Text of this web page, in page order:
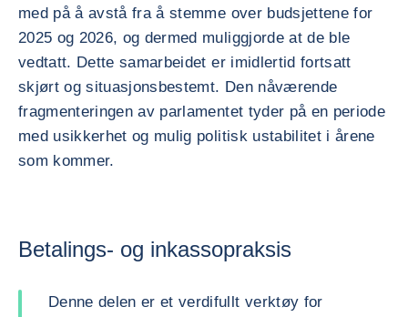
med på å avstå fra å stemme over budsjettene for
2025 og 2026, og dermed muliggjorde at de ble
vedtatt. Dette samarbeidet er imidlertid fortsatt
skjørt og situasjonsbestemt. Den nåværende
fragmenteringen av parlamentet tyder på en periode
med usikkerhet og mulig politisk ustabilitet i årene
som kommer.
Betalings- og inkassopraksis
Denne delen er et verdifullt verktøy for